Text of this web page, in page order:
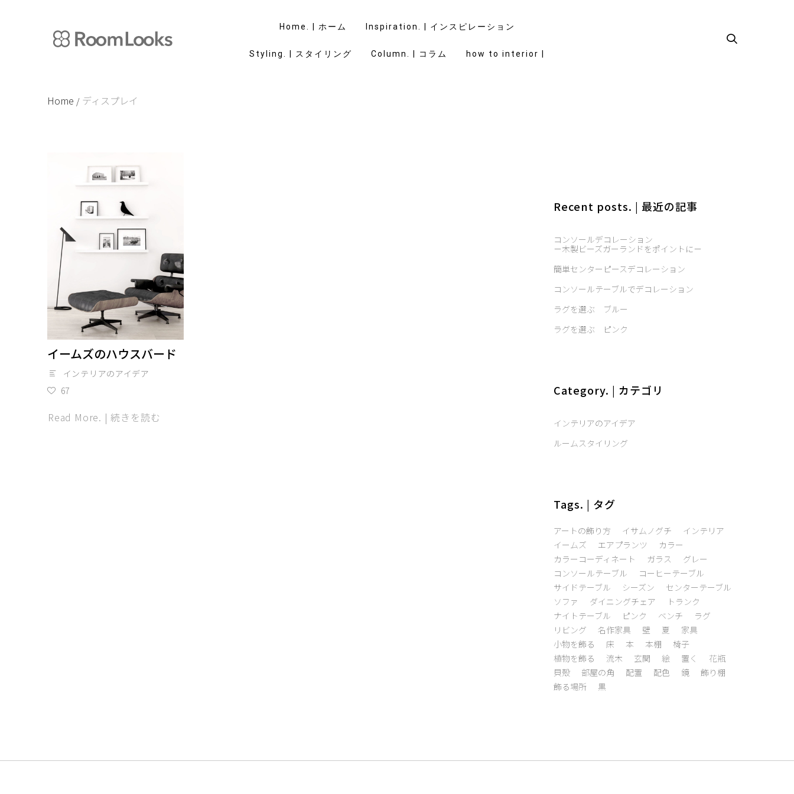
Home. | ホーム Inspiration. | インスピレーション
Styling. | スタイリング Column. | コラム how to interior |
Home / ディスプレイ
イームズのハウスバード
インテリアのアイデア
67
Read More. | 続きを読む
Recent posts. | 最近の記事
コンソールデコレーション
－木製ビーズガーランドをポイントに－
簡単センターピースデコレーション
コンソールテーブルでデコレーション
ラグを選ぶ ブルー
ラグを選ぶ ピンク
Category. | カテゴリ
インテリアのアイデア
ルームスタイリング
Tags. | タグ
アートの飾り方 イサムノグチ
インテリア
イームズ
エアプランツ
カラー
カラーコーディネート
ガラス
グレー
コンソールテーブル
コーヒーテーブル
サイドテーブル
シーズン
センターテーブル
ソファ
ダイニングチェア
トランク
ナイトテーブル
ピンク ベンチ
ラグ
リビング
名作家具 壁 夏
家具
小物を飾る
床 本 本棚
椅子
植物を飾る
流木 玄関 絵 置く
花瓶
貝殻
部屋の角 配置 配色 鏡
飾り棚
飾る場所
黒